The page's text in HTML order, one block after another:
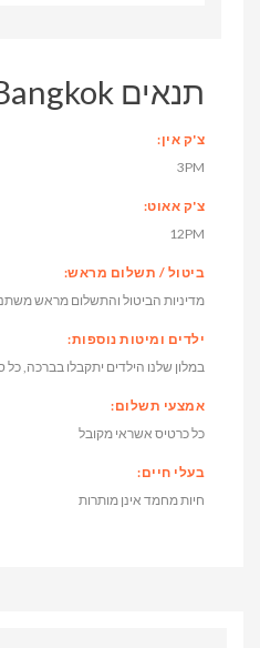
תנאים Riva Surya Bangkok
צ'ק אין:
3PM
צ'ק אאוט:
12PM
ביטול / תשלום מראש:
מדיניות הביטול והתשלום מראש
ילדים ומיטות נוספות:
במלון שלנו הילדים יתקבלו בברכה, כל
אמצעי תשלום:
כל כרטיס אשראי מקובל
בעלי חיים:
חיות מחמד אינן מותרות